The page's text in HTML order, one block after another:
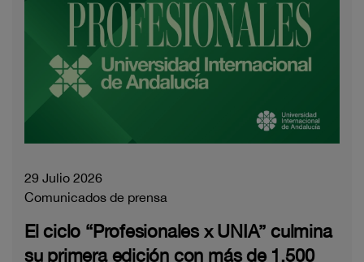
29 Julio 2026
Comunicados de prensa
El ciclo “Profesionales x UNIA” culmina
su primera edición con más de 1.500